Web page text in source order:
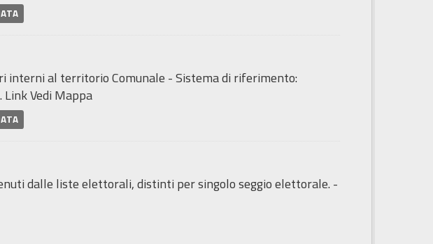
interni al territorio Comunale - Sistema di riferimento:
Link Vedi Mappa
dalle liste elettorali, distinti per singolo seggio elettorale. -